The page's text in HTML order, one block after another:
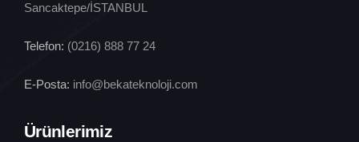
Sancaktepe/İSTANBUL
Telefon: (0216) 888 77 24
E-Posta: info@bekateknoloji.com
Ürünlerimiz